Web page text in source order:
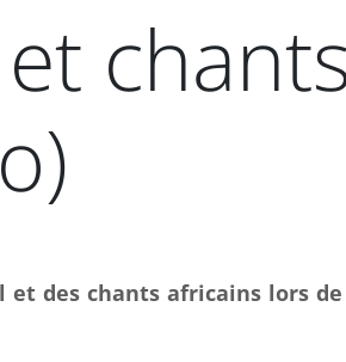
des chants africains lors